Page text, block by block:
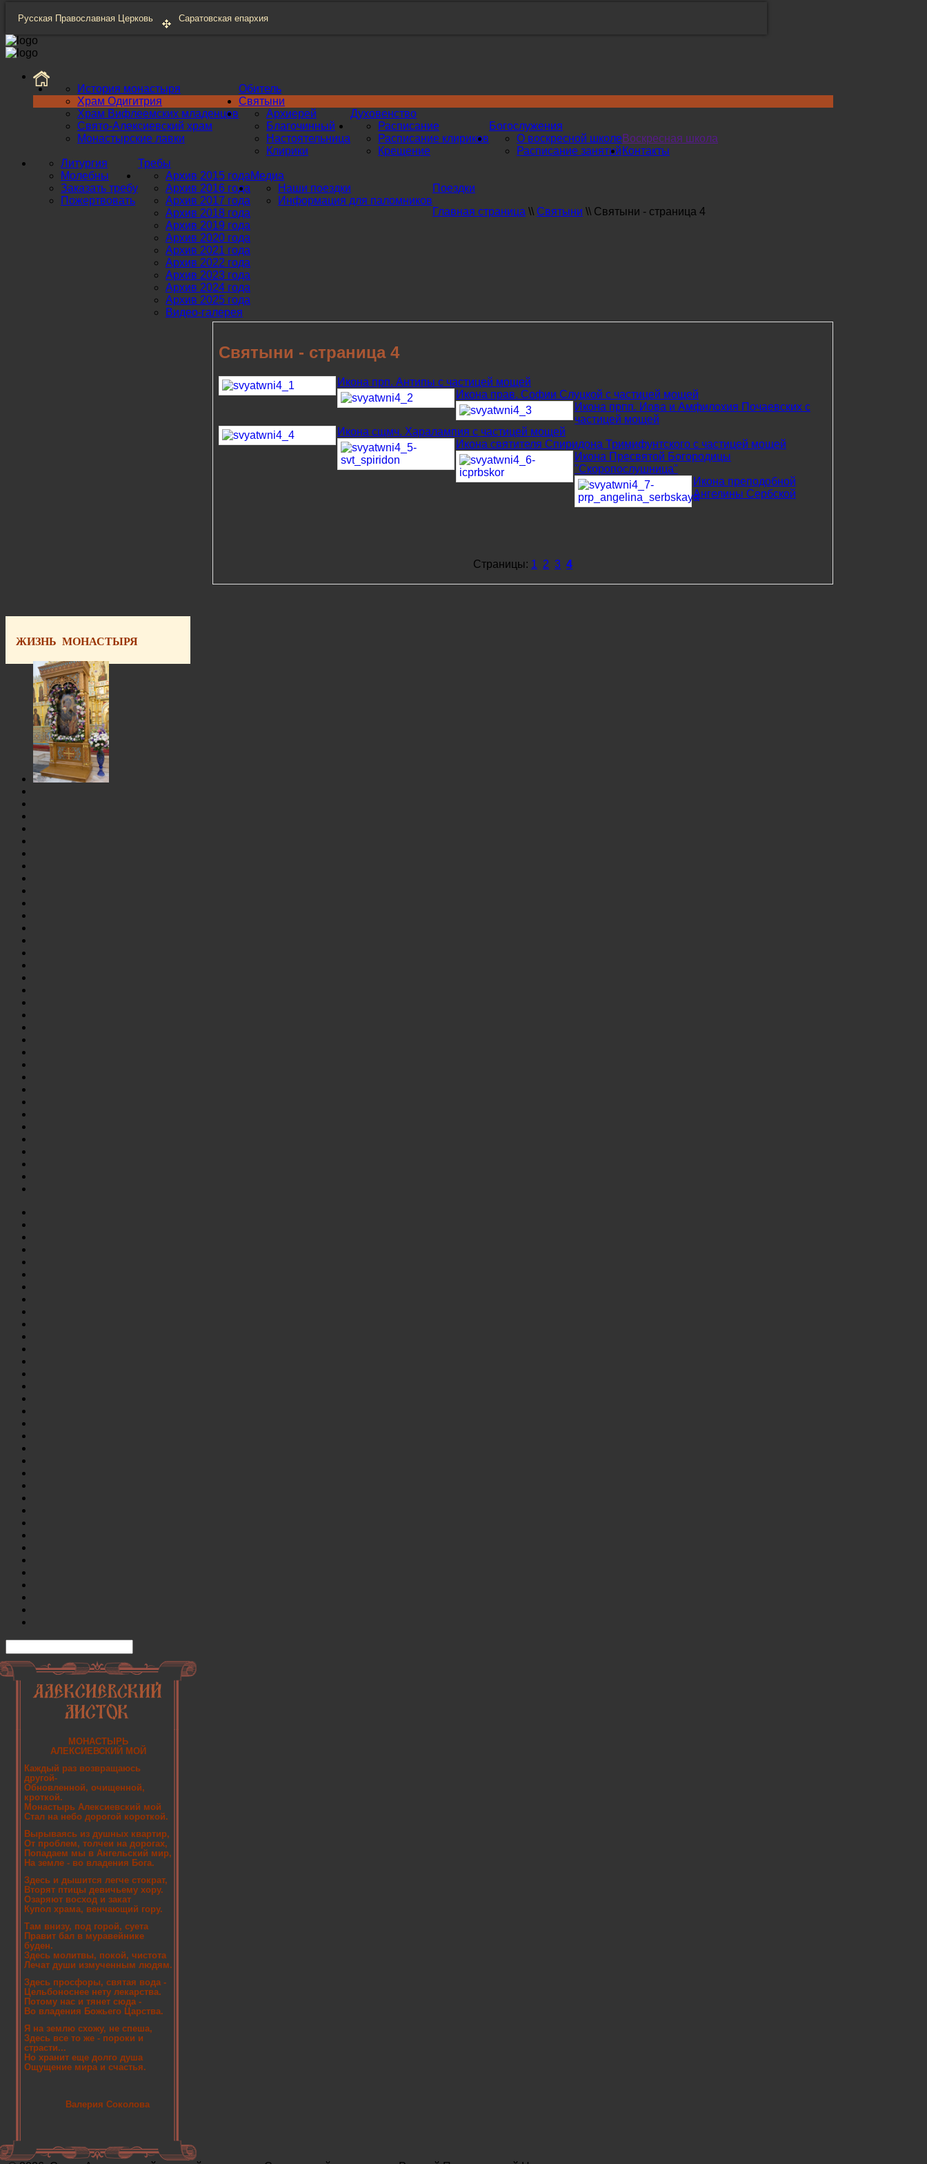
Русская Православная Церковь Саратовская епархия
Обитель
История монастыря
Храм Одигитрия
Храм Вифлеемских младенцев
Свято-Алексиевский храм
Монастырские лавки
Святыни
Духовенство
Архиерей
Благочинный
Настоятельница
Клирики
Богослужения
Расписание
Расписание клириков
Крещение
Воскресная школа
О воскресной школе
Расписание занятий Контакты
Требы
Литургия
Молебны
Заказать требу
Пожертвовать
Медиа
Архив 2015 года
Архив 2016 года
Архив 2017 года
Архив 2018 года
Архив 2019 года
Архив 2020 года
Архив 2021 года
Архив 2022 года
Архив 2023 года
Архив 2024 года
Архив 2025 года
Видео-галерея
Поездки
Наши поездки
Информация для паломников
Главная страница \\ Святыни \\ Святыни - страница 4
Святыни - страница 4
Икона прп. Антипы с частицей мощей
Икона прав. Софии Слуцкой с частицей мощей
Икона прпп. Иова и Амфилохия Почаевских с
частицей мощей
Икона сщмч. Харалампия с частицей мощей
Икона святителя Спиридона Тримифунтского с частицей мощей
Икона Пресвятой Богородицы
"Скоропослушница"
Икона преподобной
Ангелины Сербской
Страницы: 1 2 3 4
ЖИЗНЬ МОНАСТЫРЯ
МОНАСТЫРЬ
АЛЕКСИЕВСКИЙ МОЙ
Каждый раз возвращаюсь
другой-
Обновленной, очищенной,
кроткой.
Монастырь Алексиевский мой
Стал на небо дорогой короткой.
Вырываясь из душных квартир,
От проблем, толчеи на дорогах,
Попадаем мы в Ангельский мир,
На земле - во владения Бога.
Здесь и дышится легче стократ,
Вторят птицы девичьему хору.
Озаряют восход и закат
Купол храма, венчающий гору.
Там внизу, под горой, суета
Правит бал в муравейнике
буден.
Здесь молитвы, покой, чистота
Лечат души измученным людям.
Здесь просфоры, святая вода -
Цельбоноснее нету лекарства.
Потому нас и тянет сюда -
Во владения Божьего Царства.
Я на землю схожу, не спеша,
Здесь все то же - пороки и
страсти...
Но хранит еще долго душа
Ощущение мира и счастья.
Валерия Соколова